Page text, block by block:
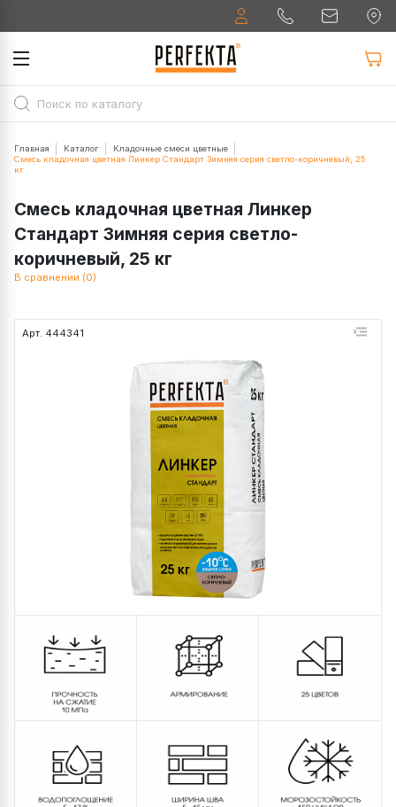
Главная Каталог
Кладочные смеси цветные
Смесь кладочная цветная Линкер Стандарт Зимняя серия светло-коричневый, 25
кг
Смесь кладочная цветная Линкер
Стандарт Зимняя серия светло-
коричневый, 25 кг
В сравнении (0)
Арт. 444341